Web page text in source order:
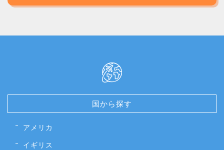
国から探す
アメリカ
イギリス